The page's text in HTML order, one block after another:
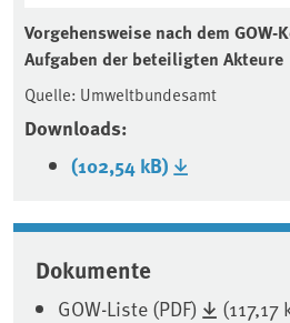
Vorgehensweise nach dem
Aufgaben der beteiligten Akteure
Quelle: Umweltbundesamt
Downloads:
(102,54 kB)
Associated content
Dokumente
GOW-Liste (PDF)
(117,17